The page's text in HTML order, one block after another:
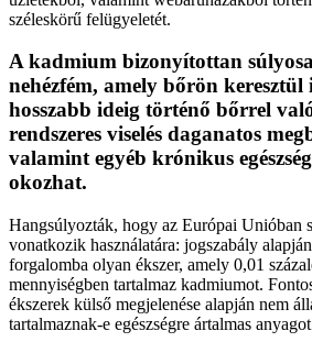
széleskörű felügyeletét.
A kadmium bizonyítottan
nehézfém, amely bőrön keresztül
hosszabb ideig történő bőrrel
rendszeres viselés daganatos
valamint egyéb krónikus
okozhat.
Hangsúlyozták, hogy az Európai Unióban
vonatkozik használatára: jogszabály
forgalomba olyan ékszer, amely 0,01
mennyiségben tartalmaz kadmiumot.
ékszerek külső megjelenése alapján nem
tartalmaznak-e egészségre ártalmas